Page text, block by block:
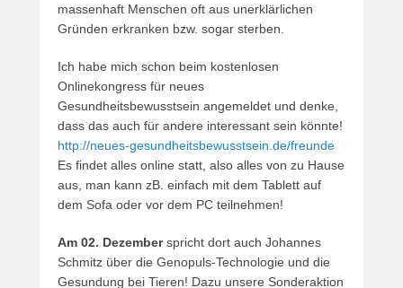
massenhaft Menschen oft aus unerklärlichen
Gründen erkranken bzw. sogar sterben.
Ich habe mich schon beim kostenlosen
Onlinekongress für neues
Gesundheitsbewusstsein angemeldet und denke,
dass das auch für andere interessant sein könnte!
http://neues-gesundheitsbewusstsein.de/freunde
Es findet alles online statt, also alles von zu Hause
aus, man kann zB. einfach mit dem Tablett auf
dem Sofa oder vor dem PC teilnehmen!
Am 02. Dezemberspricht dort auch Johannes
Schmitz über die Genopuls-Technologie und die
Gesundung bei Tieren! Dazu unsere Sonderaktion